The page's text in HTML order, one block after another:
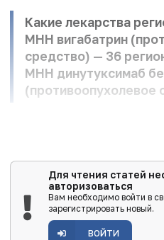
Какие лекарства
МНН вигабатрин
средство) — 36
МНН динутуксимаб
(противоопухолевое
Для чтения статей
авторизоваться
Вам необходимо войти в
зарегистрировать новый.
ВОЙТИ